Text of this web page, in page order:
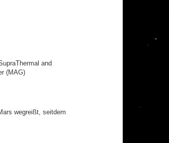
and
(MAG)
wegreißt, seitdem